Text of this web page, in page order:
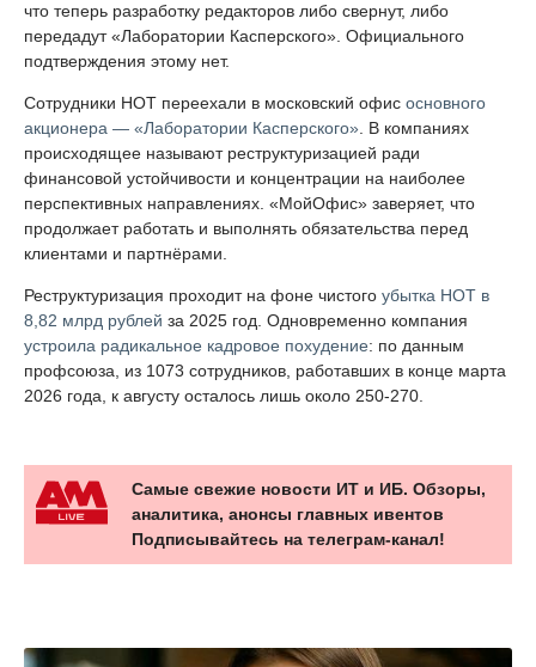
что теперь разработку редакторов либо свернут, либо
передадут «Лаборатории Касперского». Официального
подтверждения этому нет.
Сотрудники НОТ переехали в московский офис основного
акционера — «Лаборатории Касперского». В компаниях
происходящее называют реструктуризацией ради
финансовой устойчивости и концентрации на наиболее
перспективных направлениях. «МойОфис» заверяет, что
продолжает работать и выполнять обязательства перед
клиентами и партнёрами.
Реструктуризация проходит на фоне чистого убытка НОТ в
8,82 млрд рублей за 2025 год. Одновременно компания
устроила радикальное кадровое похудение: по данным
профсоюза, из 1073 сотрудников, работавших в конце марта
2026 года, к августу осталось лишь около 250-270.
Самые свежие новости ИТ и ИБ. Обзоры,
аналитика, анонсы главных ивентов
Подписывайтесь на телеграм-канал!